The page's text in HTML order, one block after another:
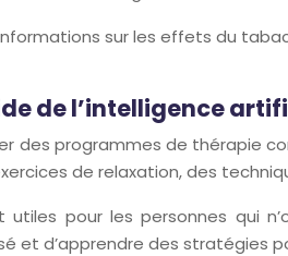
sur les effets du
de l’intelligence
des programmes de thérapie
de relaxation, des
pour les personnes qui
et d’apprendre des stratégies